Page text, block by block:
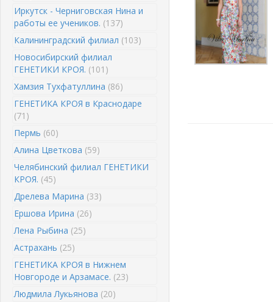
Иркутск - Черниговская Нина и
работы ее учеников. (137)
Калининградский филиал (103)
Новосибирский филиал
ГЕНЕТИКИ КРОЯ. (101)
Хамзия Тухфатуллина (86)
ГЕНЕТИКА КРОЯ в Краснодаре
(71)
Пермь (60)
Алина Цветкова (59)
Челябинский филиал ГЕНЕТИКИ
КРОЯ. (45)
Дрелева Марина (33)
Ершова Ирина (26)
Лена Рыбина (25)
Астрахань (25)
ГЕНЕТИКА КРОЯ в Нижнем
Новгороде и Арзамасе. (23)
Людмила Лукьянова (20)